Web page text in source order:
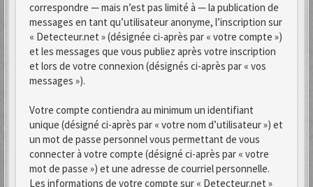
correspondre — mais n’est pas limité à — la publication de
messages en tant qu’utilisateur anonyme, l’inscription sur
« Detecteur.net » (désignée ci-après par « votre compte »)
et les messages que vous publiez après votre inscription
et lors de votre connexion (désignés ci-après par « vos
messages »).
Votre compte contiendra au minimum un identifiant
unique (désigné ci-après par « votre nom d’utilisateur ») et
un mot de passe personnel vous permettant de vous
connecter à votre compte (désigné ci-après par « votre
mot de passe ») et une adresse de courriel personnelle.
Les informations de votre compte sur « Detecteur.net »